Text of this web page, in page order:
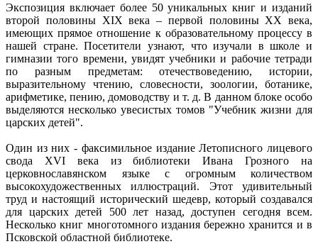
Экспозиция включает более 50 уникальных книг и изданий
второй половины XIX века – первой половины XX века,
имеющих прямое отношение к образовательному процессу в
нашей стране. Посетители узнают, что изучали в школе и
гимназии того времени, увидят учебники и рабочие тетради
по разным предметам: отечествоведению, истории,
выразительному чтению, словесности, зоологии, ботанике,
арифметике, пению, домоводству и т. д. В данном блоке особо
выделяются несколько увесистых томов "Учебник жизни для
царских детей".
Один из них - факсимильное издание Летописного лицевого
свода XVI века из библиотеки Ивана Грозного на
церковнославянском языке с огромным количеством
высокохудожественных иллюстраций. Этот удивительный
труд и настоящий исторический шедевр, который создавался
для царских детей 500 лет назад, доступен сегодня всем.
Несколько книг многотомного издания бережно хранится и в
Псковской областной библиотеке.